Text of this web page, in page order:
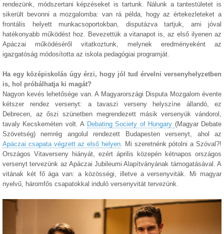
rendezünk, módszertani képzéseket is tartunk. Nálunk a tantestületet is
sikerült bevonni a mozgalomba: van rá példa, hogy az értekezleteket a
frontális helyett munkacsoportokban, disputázva tartjuk, ami jóval
hatékonyabb működést hoz. Bevezettük a vitanapot is, az első ilyenen az
Apáczai működéséről vitatkoztunk, melynek eredményeként az
igazgatóság módosította az iskola pedagógiai programját.
Ha egy középiskolás úgy érzi, hogy jól tud érvelni versenyhelyzetben
is, hol próbálhatja ki magát?
Nagyon kevés lehetősége van. A Magyarországi Disputa Mozgalom évente
kétszer rendez versenyt: a tavaszi verseny helyszíne állandó, ez
Debrecen, az őszi szünetben megrendezett másik versenyük vándorol,
tavaly Kecskeméten volt. A Debating Society of Hungary (Magyar Debate
Szövetség) nemrég angolul rendezett Budapesten versenyt, ahol az
Apáczai csapata végzett az első helyen. Mi szeretnénk pótolni a Szóval?!
Országos Vitaverseny hiányát, ezért április közepén kétnapos országos
versenyt tervezünk az Apáczai Jubileumi Alapítványának támogatásával. A
vitának két fő ága van: a közösségi, illetve a versenyviták. Mi magyar
nyelvű, háromfős csapatokkal induló versenyvitát tervezünk.